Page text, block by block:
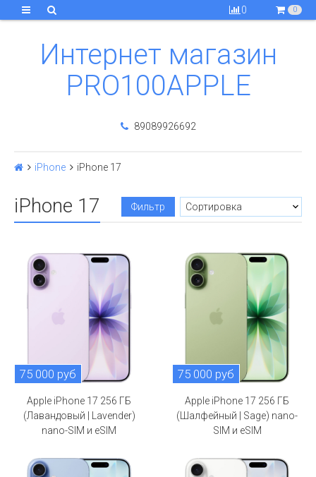
0 0
Интернет магазин
PRO100APPLE
89089926692
iPhone iPhone 17
iPhone 17 Фильтр
75 000 руб
Apple iPhone 17 256 ГБ
(Лавандовый | Lavender)
nano-SIM и eSIM
75 000 руб
Apple iPhone 17 256 ГБ
(Шалфейный | Sage) nano-
SIM и eSIM